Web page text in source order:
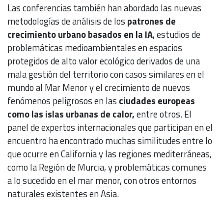
Las conferencias también han abordado las nuevas
metodologías de análisis de los patrones de
crecimiento urbano basados en la IA, estudios de
problemáticas medioambientales en espacios
protegidos de alto valor ecológico derivados de una
mala gestión del territorio con casos similares en el
mundo al Mar Menor y el crecimiento de nuevos
fenómenos peligrosos en las ciudades europeas
como las islas urbanas de calor,entre otros. El
panel de expertos internacionales que participan en el
encuentro ha encontrado muchas similitudes entre lo
que ocurre en California y las regiones mediterráneas,
como la Región de Murcia, y problemáticas comunes
a lo sucedido en el mar menor, con otros entornos
naturales existentes en Asia.